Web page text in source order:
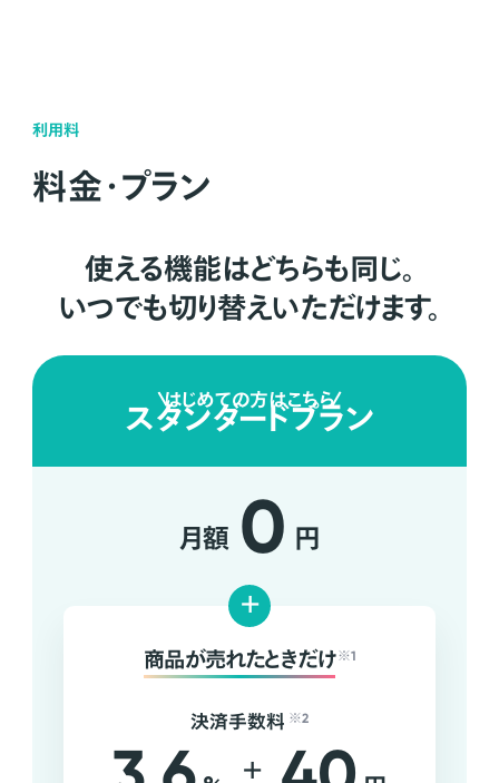
利用料
料金・プラン
使える機能はどちらも同じ。
いつでも切り替えいただけます。
はじめての方はこちら
スタンダードプラン
月額 0 円
+
商品が売れたときだけ ※1
決済手数料 ※2
+